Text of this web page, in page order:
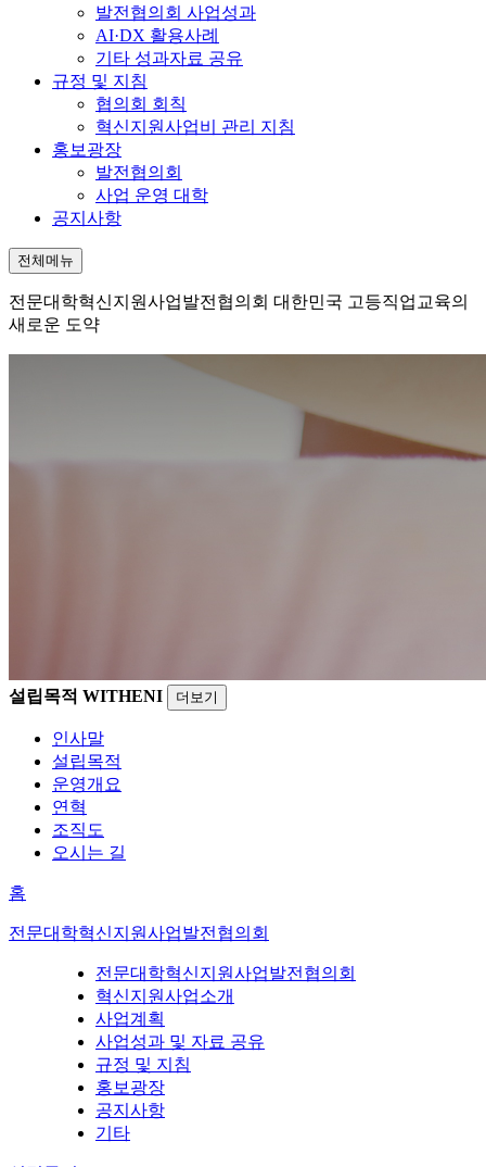
발전협의회 사업성과
AI·DX 활용사례
기타 성과자료 공유
규정 및 지침
협의회 회칙
혁신지원사업비 관리 지침
홍보광장
발전협의회
사업 운영 대학
공지사항
전체메뉴
전문대학혁신지원사업발전협의회 대한민국 고등직업교육의
새로운 도약
설립목적 WITHENI 더보기
인사말
설립목적
운영개요
연혁
조직도
오시는 길
홈
전문대학혁신지원사업발전협의회
전문대학혁신지원사업발전협의회
혁신지원사업소개
사업계획
사업성과 및 자료 공유
규정 및 지침
홍보광장
공지사항
기타